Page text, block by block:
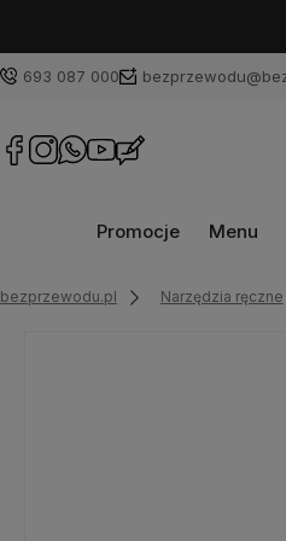
693 087 000
Promocje Menu
bezprzewodu.pl Narzędzia ręczne